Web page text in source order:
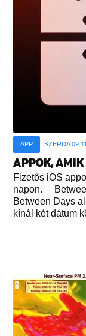
APP SZERDA 09:11
APPOK,
Fizetős iOS
napon.
Between Days
kínál két dátum